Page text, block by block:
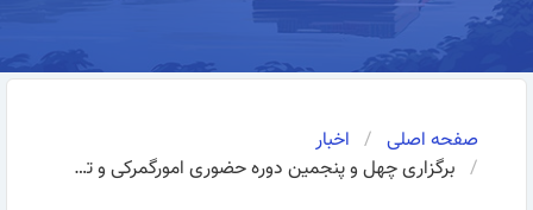
صفحه اصلی
اخبار
برگزاری چهل و پنجمین دوره حضوری امورگمرکی و ترخیص کالا( با تأکید بر قوانین جدید گمرکی)